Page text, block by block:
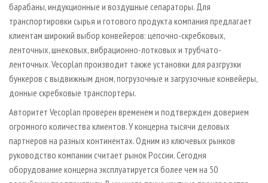
барабаны, индукционные и воздушные сепараторы. Для
транспортировки сырья и готового продукта компания предлагает
клиентам широкий выбор конвейеров: цепочно-скребковых,
ленточных, шнековых, вибрационно-лотковых и трубчато-
ленточных. Vecoplan производит также установки для разгрузки
бункеров с выдвижным дном, погрузочные и загрузочные конвейеры,
донные скребковые транспортеры.
Авторитет Vecoplan проверен временем и подтвержден доверием
огромного количества клиентов. У концерна тысячи деловых
партнеров на разных континентах. Одним из ключевых рынков
руководство компании считает рынок России. Сегодня
оборудование концерна эксплуатируется более чем на 50